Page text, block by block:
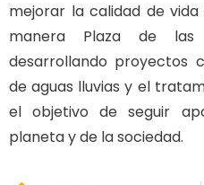
mejorar la calidad de
manera Plaza de
desarrollando proyectos
de aguas lluvias y el
el objetivo de seguir
planeta y de la sociedad.